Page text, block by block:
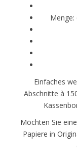
Einfaches
Abschnitte à
Möchten Sie
Papiere in